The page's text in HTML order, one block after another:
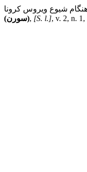
(سورن), [S. l.]